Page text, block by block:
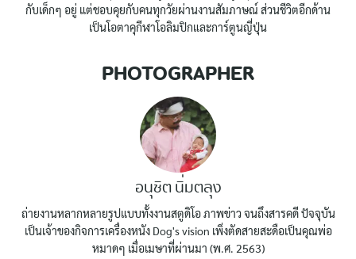
กับเด็กๆ อยู่ แต่ชอบคุยกับคนทุกวัยผ่านงานสัมภาษณ์ ส่วนชีวิตอีกด้าน
เป็นโอตาคุกีฬาโอลิมปิกและการ์ตูนญี่ปุ่น
PHOTOGRAPHER
อนุชิต นิ่มตลุง
ถ่ายงานหลากหลายรูปแบบทั้งงานสตูดิโอ ภาพข่าว จนถึงสารคดี ปัจจุบัน
เป็นเจ้าของกิจการเครื่องหนัง Dog's vision เพิ่งตัดสายสะดือเป็นคุณพ่อ
หมาดๆ เมื่อเมษาที่ผ่านมา (พ.ศ. 2563)